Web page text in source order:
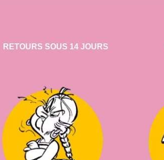
RETOURS SOUS 14 JOURS